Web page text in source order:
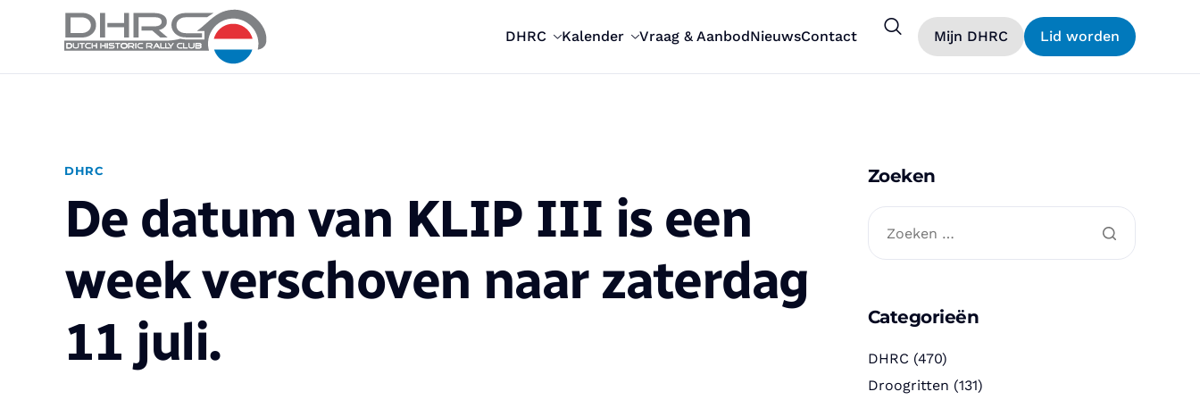
DHRC Kalender Vraag & AanbodNieuwsContact Mijn DHRC Lid worden
DHRC
De datum van KLIP III is een
week verschoven naar zaterdag
11 juli.
Zoeken
Categorieën
DHRC (470)
Droogritten (131)